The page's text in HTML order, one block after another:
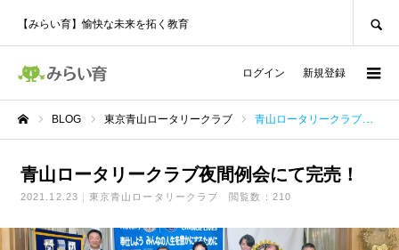
【みらい育】愉快な未来を拓く教育
ログイン 新規登録
BLOG 東京青山ロータリークラブ 青山ロータリークラブ夜間例会にて完売！
青山ロータリークラブ夜間例会にて完売！
2021.12.23 東京青山ロータリークラブ 閲覧数：210